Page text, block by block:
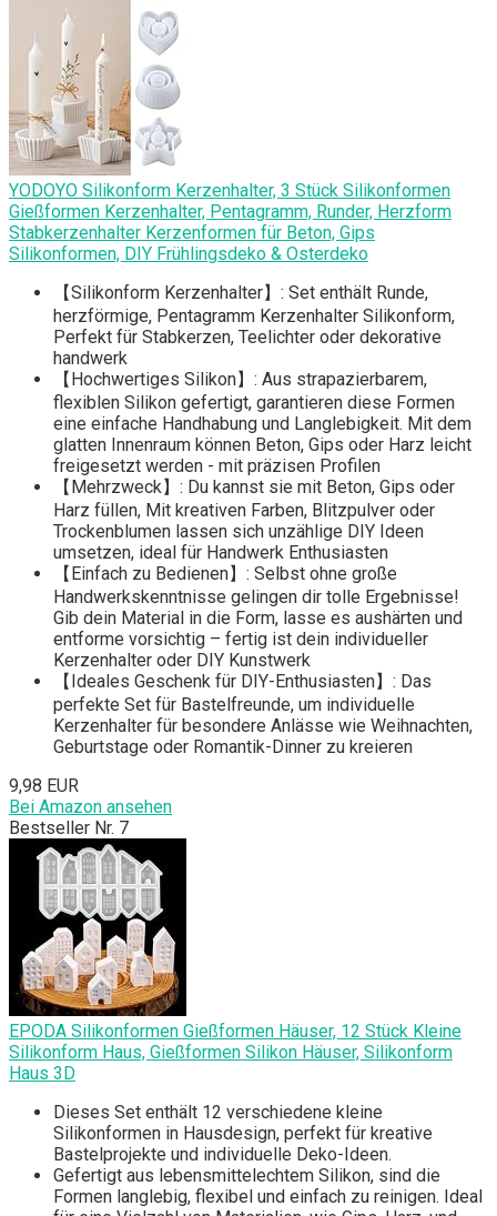
YODOYO Silikonform Kerzenhalter, 3 Stück Silikonformen
Gießformen Kerzenhalter, Pentagramm, Runder, Herzform
Stabkerzenhalter Kerzenformen für Beton, Gips
Silikonformen, DIY Frühlingsdeko & Osterdeko
【Silikonform Kerzenhalter】: Set enthält Runde,
herzförmige, Pentagramm Kerzenhalter Silikonform,
Perfekt für Stabkerzen, Teelichter oder dekorative
handwerk
【Hochwertiges Silikon】: Aus strapazierbarem,
flexiblen Silikon gefertigt, garantieren diese Formen
eine einfache Handhabung und Langlebigkeit. Mit dem
glatten Innenraum können Beton, Gips oder Harz leicht
freigesetzt werden - mit präzisen Profilen
【Mehrzweck】: Du kannst sie mit Beton, Gips oder
Harz füllen, Mit kreativen Farben, Blitzpulver oder
Trockenblumen lassen sich unzählige DIY Ideen
umsetzen, ideal für Handwerk Enthusiasten
【Einfach zu Bedienen】: Selbst ohne große
Handwerkskenntnisse gelingen dir tolle Ergebnisse!
Gib dein Material in die Form, lasse es aushärten und
entforme vorsichtig – fertig ist dein individueller
Kerzenhalter oder DIY Kunstwerk
【Ideales Geschenk für DIY-Enthusiasten】: Das
perfekte Set für Bastelfreunde, um individuelle
Kerzenhalter für besondere Anlässe wie Weihnachten,
Geburtstage oder Romantik-Dinner zu kreieren
9,98 EUR
Bei Amazon ansehen
Bestseller Nr. 7
EPODA Silikonformen Gießformen Häuser, 12 Stück Kleine
Silikonform Haus, Gießformen Silikon Häuser, Silikonform
Haus 3D
Dieses Set enthält 12 verschiedene kleine
Silikonformen in Hausdesign, perfekt für kreative
Bastelprojekte und individuelle Deko-Ideen.
Gefertigt aus lebensmittelechtem Silikon, sind die
Formen langlebig, flexibel und einfach zu reinigen. Ideal